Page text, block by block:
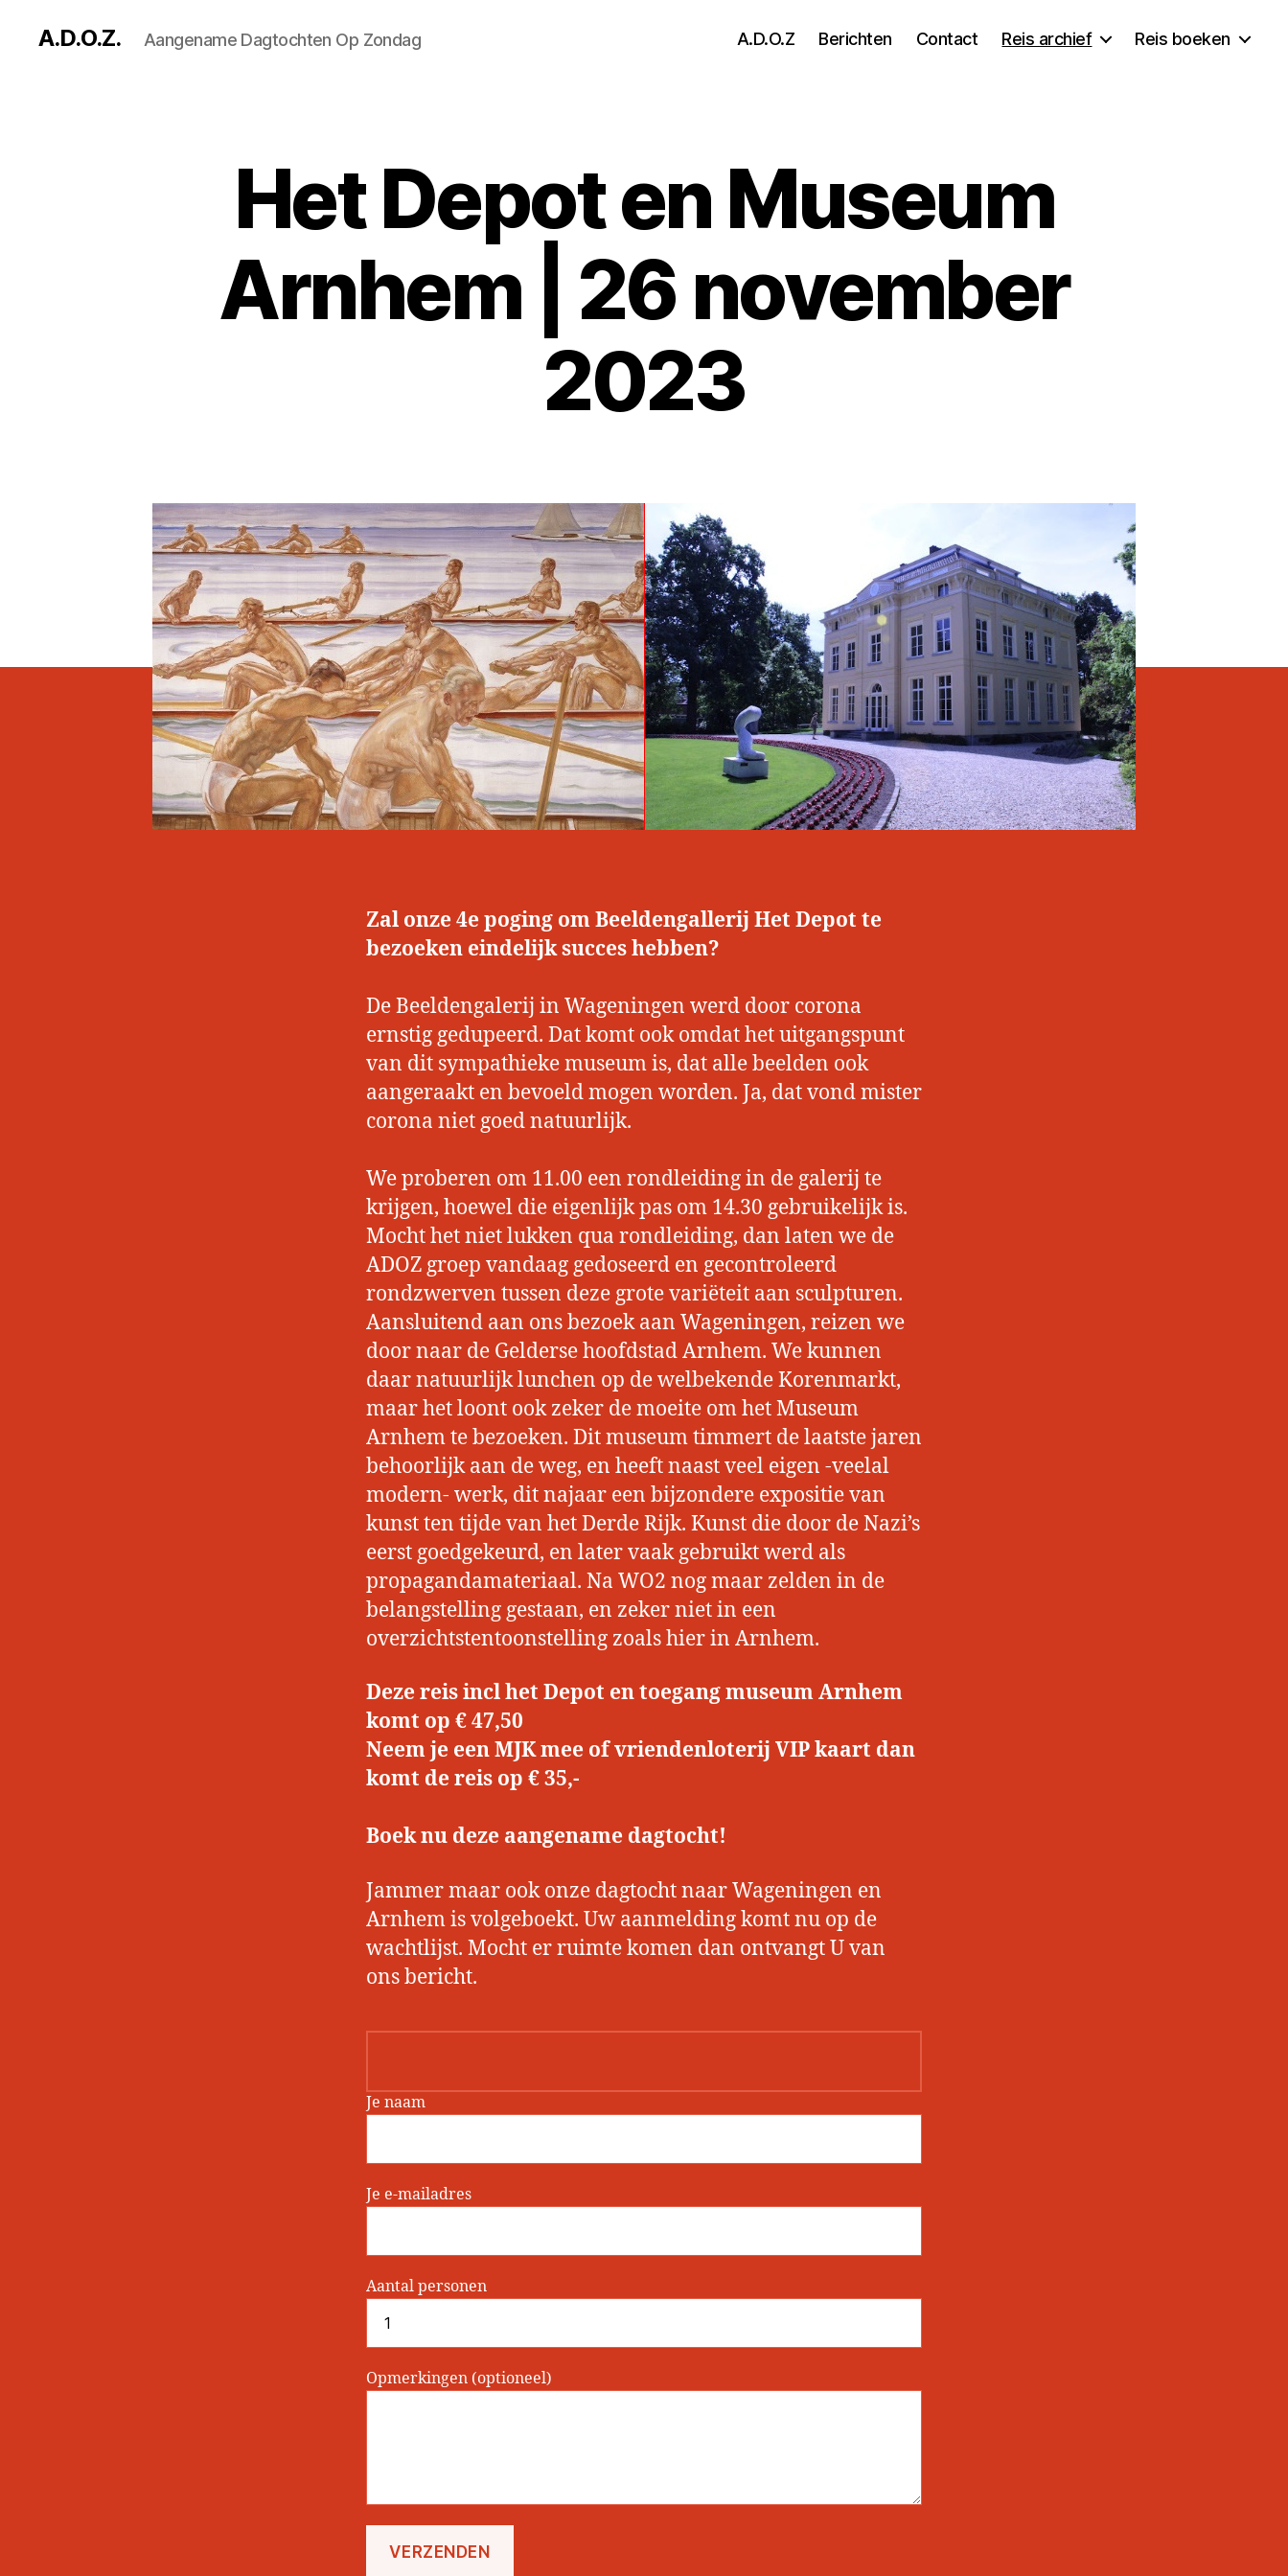
A.D.O.Z. Aangename Dagtochten Op Zondag A.D.O.Z Berichten Contact Reis archief Reis boeken
Het Depot en Museum
Arnhem | 26 november
2023
Zal onze 4e poging om Beeldengallerij Het Depot te
bezoeken eindelijk succes hebben?
De Beeldengalerij in Wageningen werd door corona
ernstig gedupeerd. Dat komt ook omdat het uitgangspunt
van dit sympathieke museum is, dat alle beelden ook
aangeraakt en bevoeld mogen worden. Ja, dat vond mister
corona niet goed natuurlijk.
We proberen om 11.00 een rondleiding in de galerij te
krijgen, hoewel die eigenlijk pas om 14.30 gebruikelijk is.
Mocht het niet lukken qua rondleiding, dan laten we de
ADOZ groep vandaag gedoseerd en gecontroleerd
rondzwerven tussen deze grote variëteit aan sculpturen.
Aansluitend aan ons bezoek aan Wageningen, reizen we
door naar de Gelderse hoofdstad Arnhem. We kunnen
daar natuurlijk lunchen op de welbekende Korenmarkt,
maar het loont ook zeker de moeite om het Museum
Arnhem te bezoeken. Dit museum timmert de laatste jaren
behoorlijk aan de weg, en heeft naast veel eigen -veelal
modern- werk, dit najaar een bijzondere expositie van
kunst ten tijde van het Derde Rijk. Kunst die door de Nazi’s
eerst goedgekeurd, en later vaak gebruikt werd als
propagandamateriaal. Na WO2 nog maar zelden in de
belangstelling gestaan, en zeker niet in een
overzichtstentoonstelling zoals hier in Arnhem.
Deze reis incl het Depot en toegang museum Arnhem
komt op € 47,50
Neem je een MJK mee of vriendenloterij VIP kaart dan
komt de reis op € 35,-
Boek nu deze aangename dagtocht!
Jammer maar ook onze dagtocht naar Wageningen en
Arnhem is volgeboekt. Uw aanmelding komt nu op de
wachtlijst. Mocht er ruimte komen dan ontvangt U van
ons bericht.
Je naam
Je e-mailadres
Aantal personen
Opmerkingen (optioneel)